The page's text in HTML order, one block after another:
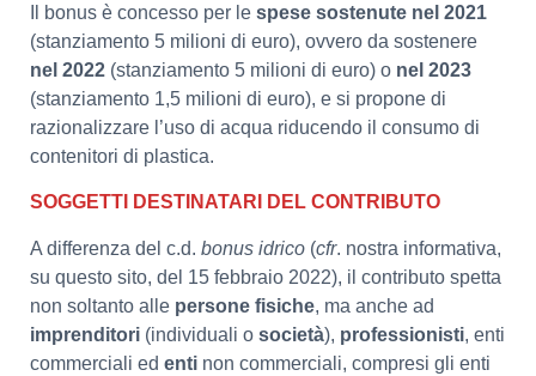
Il bonus è concesso per le spese sostenute nel 2021
(stanziamento 5 milioni di euro), ovvero da sostenere
nel 2022 (stanziamento 5 milioni di euro) o nel 2023
(stanziamento 1,5 milioni di euro), e si propone di
razionalizzare l’uso di acqua riducendo il consumo di
contenitori di plastica.
SOGGETTI DESTINATARI DEL CONTRIBUTO
A differenza del c.d. bonus idrico (cfr. nostra informativa,
su questo sito, del 15 febbraio 2022), il contributo spetta
non soltanto alle persone fisiche, ma anche ad
imprenditori (individuali o società), professionisti, enti
commerciali ed enti non commerciali, compresi gli enti